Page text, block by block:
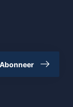
Abonneer